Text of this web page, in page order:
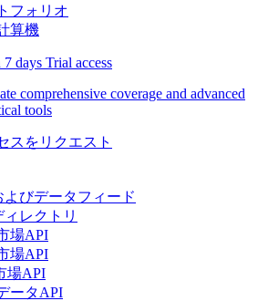
フォリオ
算機
7 days Trial access
comprehensive coverage and advanced
tools
スをリクエスト
よびデータフィード
ィレクトリ
場API
場API
場API
ータAPI